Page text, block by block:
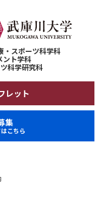
・スポーツ科学科
ント学科
科学研究科
レット
集
こちら